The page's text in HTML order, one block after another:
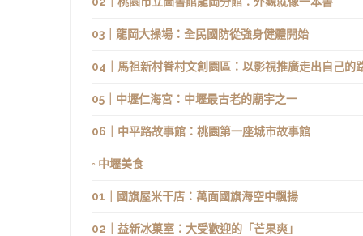
03｜龍岡大操場：全民國防從強身健體開始
04｜馬祖新村眷村文創園區：以影視推廣走出自己的
05｜中壢仁海宮：中壢最古老的廟宇之一
06｜中平路故事館：桃園第一座城市故事館
◦ 中壢美食
01｜國旗屋米干店：萬面國旗海空中飄揚
02｜益新冰菓室：大受歡迎的「芒果爽」